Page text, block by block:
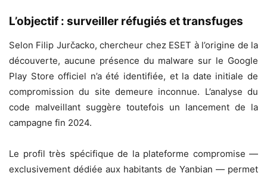
L’objectif : surveiller réfugiés et transfuges
Selon Filip Jurčacko, chercheur chez ESET à l’origine de la
découverte, aucune présence du malware sur le Google
Play Store officiel n’a été identifiée, et la date initiale de
compromission du site demeure inconnue. L’analyse du
code malveillant suggère toutefois un lancement de la
campagne fin 2024.
Le profil très spécifique de la plateforme compromise —
exclusivement dédiée aux habitants de Yanbian — permet